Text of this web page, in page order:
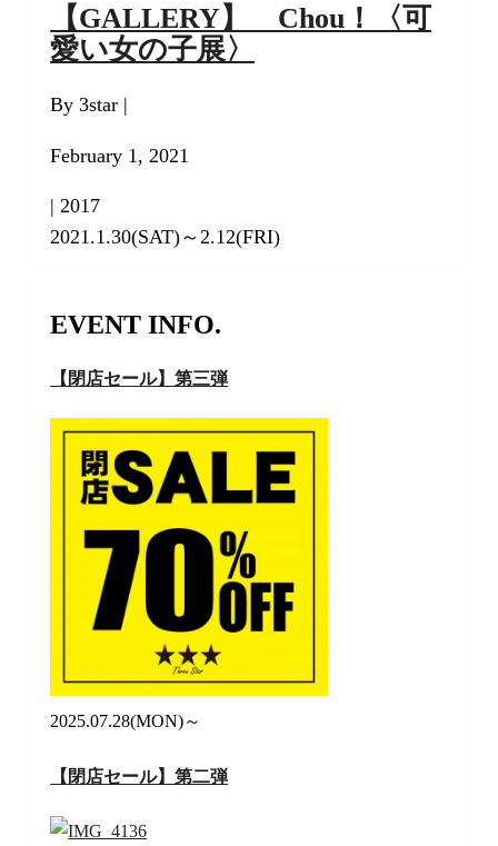
【GALLERY】 Chou！〈可
愛い女の子展〉
By 3star |
February 1, 2021
|2017
2021.1.30(SAT)～2.12(FRI)
EVENT INFO.
【閉店セール】第三弾
2025.07.28(MON)～
【閉店セール】第二弾